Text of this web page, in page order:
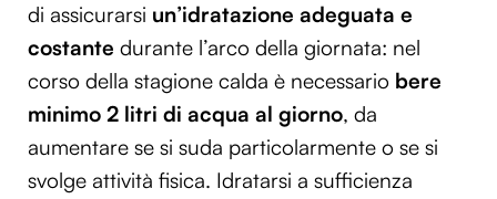
di assicurarsi un’idratazione adeguata e
costante durante l’arco della giornata: nel
corso della stagione calda è necessario bere
minimo 2 litri di acqua al giorno, da
aumentare se si suda particolarmente o se si
svolge attività fisica. Idratarsi a sufficienza